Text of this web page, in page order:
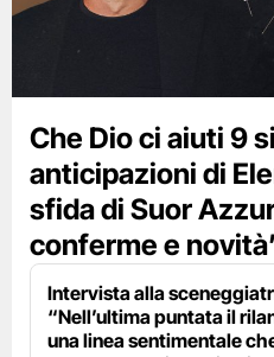
Che Dio ci aiuti 9
anticipazioni di
sfida di Suor
conferme e
Intervista alla
“Nell’ultima puntata il
una linea sentimentale